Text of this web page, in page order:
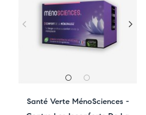
Santé Verte MénoSciences -